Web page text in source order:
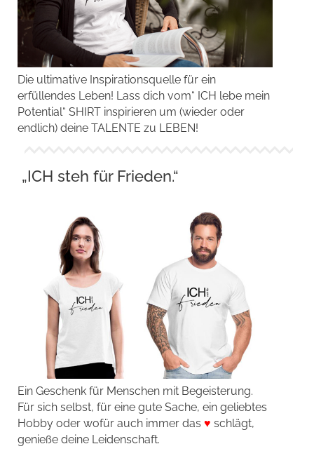
Die ultimative Inspirationsquelle für ein
erfüllendes Leben! Lass dich vom“ ICH lebe mein
Potential“ SHIRT inspirieren um (wieder oder
endlich) deine TALENTE zu LEBEN!
„ICH steh für Frieden.“
Ein Geschenk für Menschen mit Begeisterung.
Für sich selbst, für eine gute Sache, ein geliebtes
Hobby oder wofür auch immer das ♥ schlägt,
genieße deine Leidenschaft.